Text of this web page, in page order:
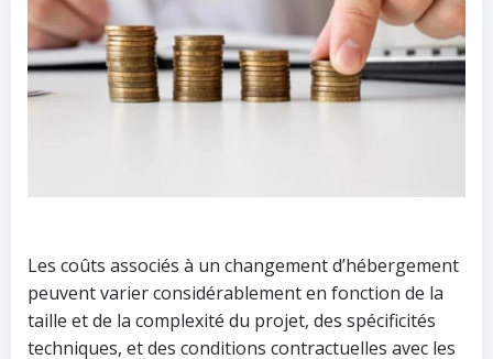
Les coûts associés à un changement d’hébergement
peuvent varier considérablement en fonction de la
taille et de la complexité du projet, des spécificités
techniques, et des conditions contractuelles avec les